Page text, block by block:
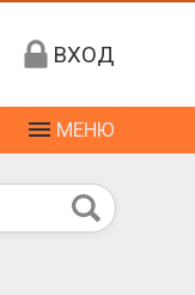
ВХОД
МЕНЮ